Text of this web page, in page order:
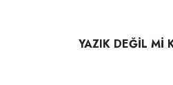
YAZIK DEĞİL Mİ